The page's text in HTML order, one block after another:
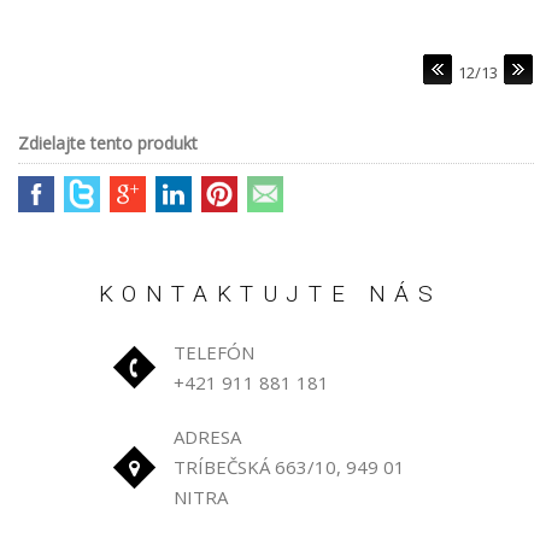
12/13
Zdielajte tento produkt
KONTAKTUJTE NÁS
TELEFÓN
+421 911 881 181
ADRESA
TRÍBEČSKÁ 663/10, 949 01
NITRA